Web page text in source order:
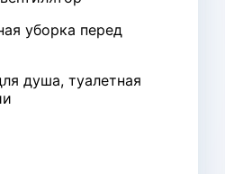
уборка перед
душа, туалетная